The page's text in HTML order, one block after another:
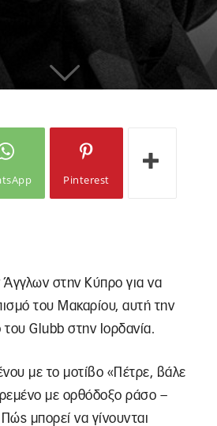
Pinterest
Άγγλων στην Κύπρο για να
του Μακαρίου, αυτή την
Glubb στην Ιορδανία.
με το μοτίβο «Πέτρε, βάλε
με ορθόδοξο ράσο –
μπορεί να γίνουνται